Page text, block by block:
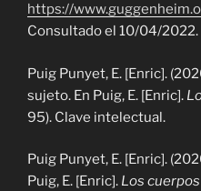
https://
Consultado el 10/04/2022.
Puig Punyet, E. [Enric].
sujeto. En Puig, E. [Enric].
95). Clave intelectual.
Puig Punyet, E. [Enric].
Puig, E. [Enric]. Los